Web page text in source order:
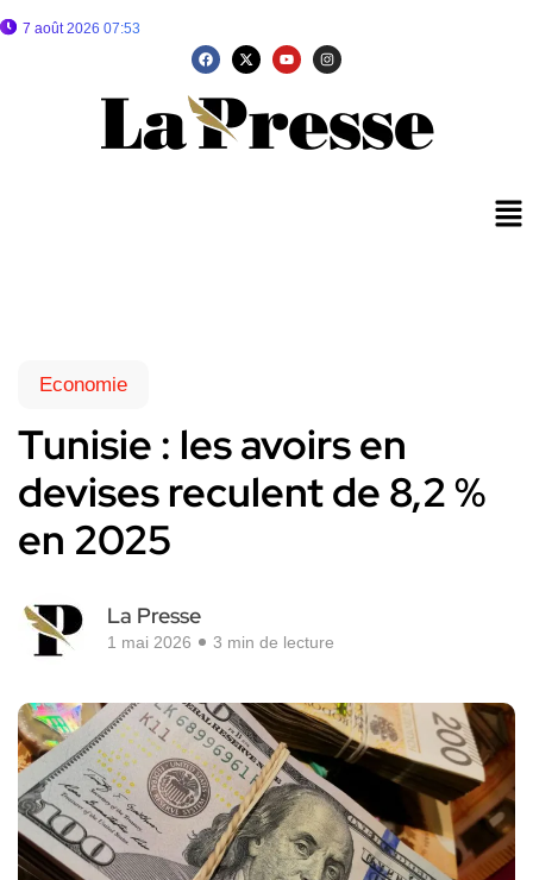
7 août 2026 07:53
Economie
Tunisie : les avoirs en
devises reculent de 8,2 %
en 2025
La Presse
1 mai 2026 3 min de lecture